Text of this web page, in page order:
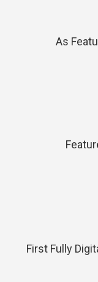
As
First Fully